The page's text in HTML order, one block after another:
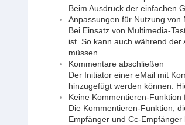
Beim Ausdruck der einfachen
Anpassungen für Nutzung von
Bei Einsatz von Multimedia-
ist. So kann auch während
müssen.
Kommentare abschließen
Der Initiator einer eMail mit
hinzugefügt werden können.
Keine Kommentieren-Funktion
Die Kommentieren-Funktion,
Empfänger und Cc-